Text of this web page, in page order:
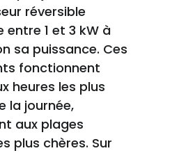
réversible
entre 1 et 3 kW à
sa puissance. Ces
fonctionnent
heures les plus
la journée,
aux plages
plus chères. Sur